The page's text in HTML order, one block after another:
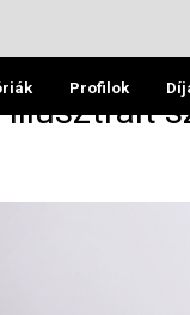
Profilok